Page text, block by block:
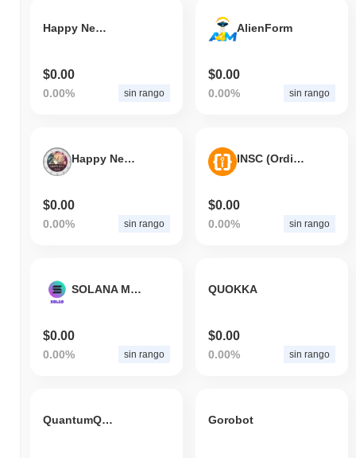
Happy New Year
$0.00
0.00% sin rango
AlienForm
$0.00
0.00% sin rango
Happy New Year 2024
$0.00
0.00% sin rango
INSC (Ordinals)
$0.00
0.00% sin rango
SOLANA MEME TOKEN
$0.00
0.00% sin rango
QUOKKA
$0.00
0.00% sin rango
QuantumQuill Gorobot